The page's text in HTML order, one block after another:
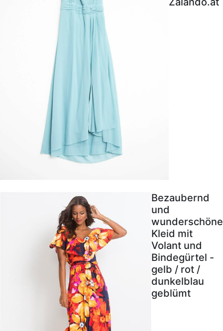
Bezaubernd
und
wunderschöne
Kleid mit
Volant und
Bindegürtel -
gelb / rot /
dunkelblau
geblümt